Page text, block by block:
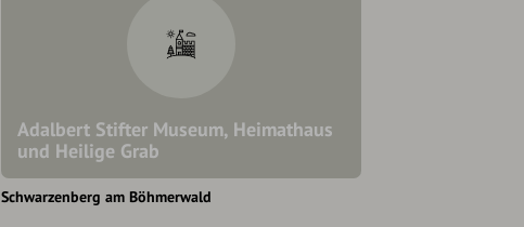
Adalbert Stifter Museum, Heimathaus
und Heilige Grab
Schwarzenberg am Böhmerwald